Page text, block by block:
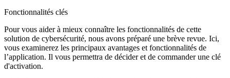
Fonctionnalités clés
Pour vous aider à mieux connaître les fonctionnalités de cette
solution de cybersécurité, nous avons préparé une brève revue. Ici,
vous examinerez les principaux avantages et fonctionnalités de
l’application. Il vous permettra de décider et de commander une clé
d'activation.